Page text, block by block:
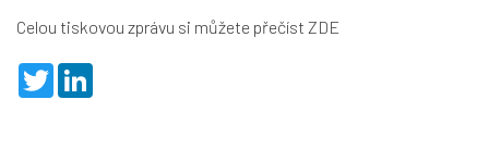
Celou tiskovou zprávu si můžete přečíst ZDE
T
w